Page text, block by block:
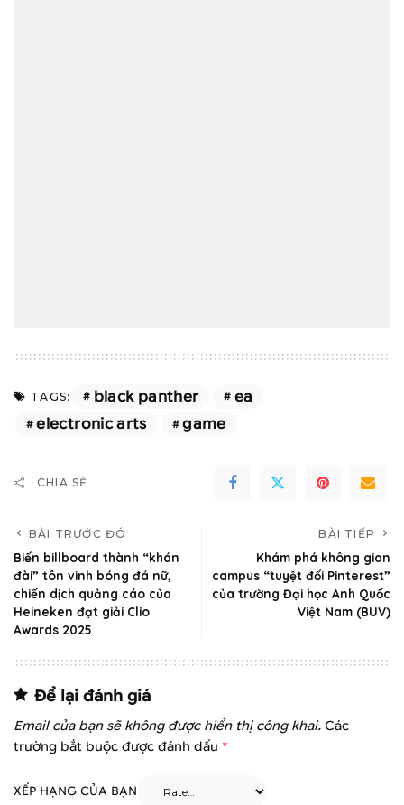
TAGS: black panther
ea
electronic arts
game
CHIA SẺ
BÀI TRƯỚC ĐÓ
Biến billboard thành “khán
đài” tôn vinh bóng đá nữ,
chiến dịch quảng cáo của
Heineken đạt giải Clio
Awards 2025
BÀI TIẾP
Khám phá không gian
campus “tuyệt đối Pinterest”
của trường Đại học Anh Quốc
Việt Nam (BUV)
Để lại đánh giá
Email của bạn sẽ không được hiển thị công khai. Các
trường bắt buộc được đánh dấu *
XẾP HẠNG CỦA BẠN